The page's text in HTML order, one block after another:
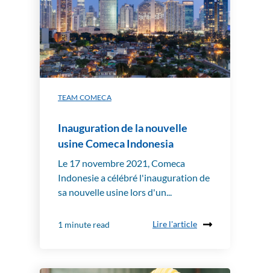
TEAM COMECA
Inauguration de la nouvelle
usine Comeca Indonesia
Le 17 novembre 2021, Comeca
Indonesie a célébré l'inauguration de
sa nouvelle usine lors d'un...
1 minute read Lire l'article